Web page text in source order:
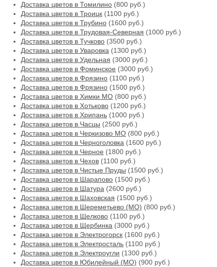
Доставка цветов в Томилино (800 руб.)
Доставка цветов в Троицк (1100 руб.)
Доставка цветов в Трубино (1600 руб.)
Доставка цветов в Трудовая-Северная (1000 руб.)
Доставка цветов в Тучково (3500 руб.)
Доставка цветов в Уваровка (1300 руб.)
Доставка цветов в Удельная (3000 руб.)
Доставка цветов в Фоминское (3000 руб.)
Доставка цветов в Фрязино (1100 руб.)
Доставка цветов в Фрязино (1500 руб.)
Доставка цветов в Химки МО (800 руб.)
Доставка цветов в Хотьково (1200 руб.)
Доставка цветов в Хрипань (1000 руб.)
Доставка цветов в Часцы (2500 руб.)
Доставка цветов в Черкизово МО (800 руб.)
Доставка цветов в Черноголовка (1600 руб.)
Доставка цветов в Черное (1800 руб.)
Доставка цветов в Чехов (1100 руб.)
Доставка цветов в Чистые Пруды (1500 руб.)
Доставка цветов в Шарапово (1500 руб.)
Доставка цветов в Шатура (2600 руб.)
Доставка цветов в Шаховская (1500 руб.)
Доставка цветов в Шереметьево (МО) (800 руб.)
Доставка цветов в Щелково (1100 руб.)
Доставка цветов в Щербинка (3000 руб.)
Доставка цветов в Электрогорск (1600 руб.)
Доставка цветов в Электросталь (1100 руб.)
Доставка цветов в Электроугли (1300 руб.)
Доставка цветов в Юбилейный (МО) (900 руб.)